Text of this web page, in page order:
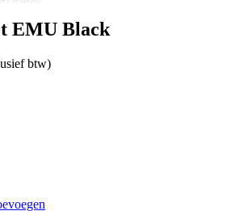
EMU Black
btw)